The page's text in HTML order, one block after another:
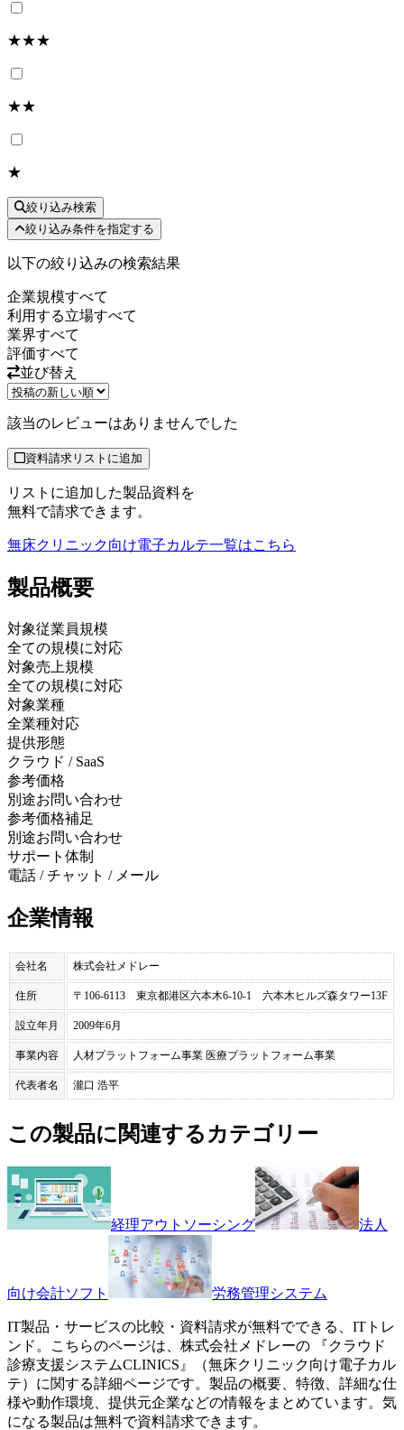
★★★
★★
★
絞り込み検索
絞り込み条件を指定する
以下の絞り込みの検索結果
企業規模すべて
利用する立場すべて
業界すべて
評価すべて
並び替え
該当のレビューはありませんでした
資料請求リストに追加
リストに追加した製品資料を
無料で請求できます。
無床クリニック向け電子カルテ一覧はこちら
製品概要
対象従業員規模
全ての規模に対応
対象売上規模
全ての規模に対応
対象業種
全業種対応
提供形態
クラウド / SaaS
参考価格
別途お問い合わせ
参考価格補足
別途お問い合わせ
サポート体制
電話 / チャット / メール
企業情報
会社名 株式会社メドレー
住所 〒106-6113 東京都港区六本木6-10-1 六本木ヒルズ森タワー13F
設立年月 2009年6月
事業内容 人材プラットフォーム事業 医療プラットフォーム事業
代表者名 瀧口 浩平
この製品に関連するカテゴリー
経理アウトソーシング 法人
向け会計ソフト 労務管理システム
IT製品・サービスの比較・資料請求が無料でできる、ITトレ
ンド。こちらのページは、 株式会社メドレーの 『クラウド
診療支援システムCLINICS 』（無床クリニック向け電子カル
テ）に関する詳細ページです。製品の概要、特徴、詳細な仕
様や動作環境、提供元企業などの情報をまとめています。気
になる製品は無料で資料請求できます。